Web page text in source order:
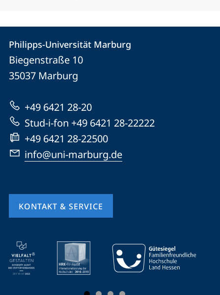
Kontakt
und
Informationen
zur
Website
Kontaktinformationen
Philipps-
Universität
Marburg
Philipps-Universität Marburg
Biegenstraße 10
35037 Marburg
+49 6421 28-20
Stud-i-fon +49 6421 28-22222
+49 6421 28-22500
info@uni-marburg.de
KONTAKT & SERVICE
Mobile-
Service-
Navigation